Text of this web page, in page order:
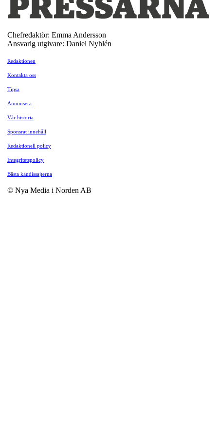
Chefredaktör: Emma Andersson
Ansvarig utgivare: Daniel Nyhlén
Redaktionen
Kontakta oss
Tipsa
Annonsera
Vår historia
Sponsrat innehåll
Redaktionell policy
Integritetspolicy
Bästa kändissajterna
© Nya Media i Norden AB